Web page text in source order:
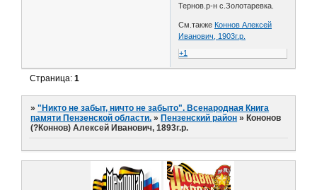
Тернов.р-н с.Золотаревка.
См.также Коннов Алексей
Иванович, 1903г.р.
+1
Страница:1
»"Никто не забыт, ничто не забыто". Всенародная Книга
памяти Пензенской области. »Пензенский район »Кононов
(?Коннов) Алексей Иванович, 1893г.р.